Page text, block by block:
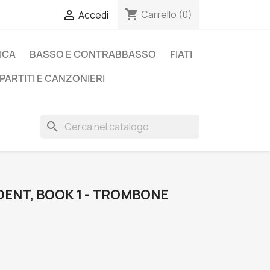
 Accedi shopping_cart Carrello (0)
BASSO E CONTRABBASSO
FIATI
E CANZONIERI
search
BOOK 1 - TROMBONE